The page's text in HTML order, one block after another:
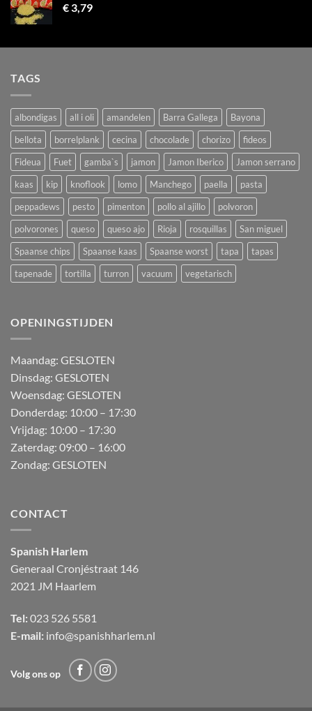
€3,79
TAGS
albondigas all i oli amandelen Barra Gallega
Bayona
bellota
borrelplank cecina chocolade chorizo
fideos
Fideua
Fuet gamba`s jamon Jamon Iberico
Jamon serrano
kaas
kip knoflook lomo Manchego paella
pasta
peppadews
pesto pimenton pollo al ajillo
polvoron
polvorones
queso queso ajo Rioja rosquillas
San miguel
Spaanse chips
Spaanse kaas Spaanse worst tapa
tapas
tapenade
tortilla turron vacuum vegetarisch
OPENINGSTIJDEN
Maandag: GESLOTEN
Dinsdag: GESLOTEN
Woensdag: GESLOTEN
Donderdag: 10:00 – 17:30
Vrijdag: 10:00 – 17:30
Zaterdag: 09:00 – 16:00
Zondag: GESLOTEN
CONTACT
Spanish Harlem
Generaal Cronjéstraat 146
2021 JM Haarlem
Tel: 023 526 5581
E-mail: info@spanishharlem.nl
Volg ons op